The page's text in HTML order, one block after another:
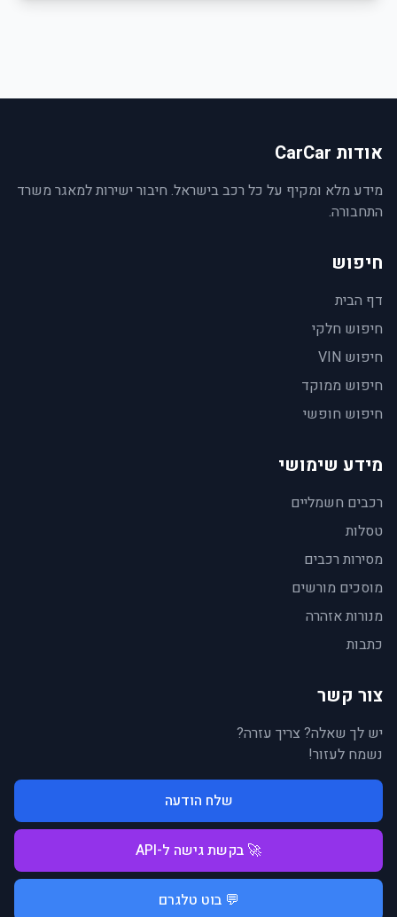
אודות CarCar
מידע מלא ומקיף על כל רכב בישראל. חיבור ישירות למאגר משרד
התחבורה.
חיפוש
דף הבית
חיפוש חלקי
חיפוש VIN
חיפוש ממוקד
חיפוש חופשי
מידע שימושי
רכבים חשמליים
טסלות
מסירות רכבים
מוסכים מורשים
מנורות אזהרה
כתבות
צור קשר
יש לך שאלה? צריך עזרה?
נשמח לעזור!
שלח הודעה
🚀 בקשת גישה ל-API
💬 בוט טלגרם